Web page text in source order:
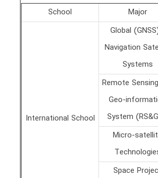
Major
School
(GNSS) Global
Navigation
Systems
International School
Remote
Geo-
System
Micro-
Space